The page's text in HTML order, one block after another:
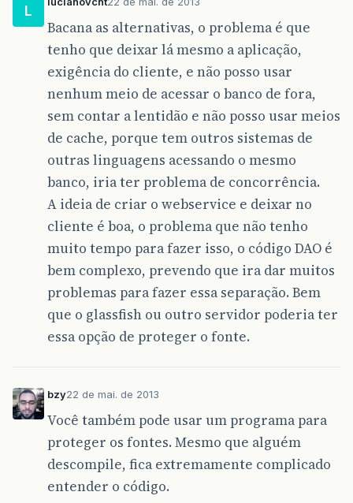
L
Bacana as alternativas, o problema é que
tenho que deixar lá mesmo a aplicação,
exigência do cliente, e não posso usar
nenhum meio de acessar o banco de fora,
sem contar a lentidão e não posso usar meios
de cache, porque tem outros sistemas de
outras linguagens acessando o mesmo
banco, iria ter problema de concorrência.
A ideia de criar o webservice e deixar no
cliente é boa, o problema que não tenho
muito tempo para fazer isso, o código DAO é
bem complexo, prevendo que ira dar muitos
problemas para fazer essa separação. Bem
que o glassfish ou outro servidor poderia ter
essa opção de proteger o fonte.
bzy22 de mai. de 2013
Você também pode usar um programa para
proteger os fontes. Mesmo que alguém
descompile, fica extremamente complicado
entender o código.